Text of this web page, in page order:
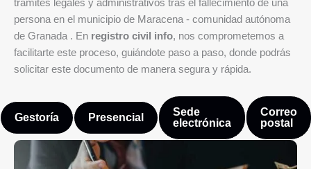
trámites legales y administrativos tras el fallecimiento de una
persona en el municipio de Maracena - comunidad autónoma
de Granada . En registro civil info, nos comprometemos a
facilitarte este proceso, guiándote paso a paso, donde podrás
solicitar este documento de manera segura y rápida.
Gestoría Presencial
Sede
electrónica
Correo
postal